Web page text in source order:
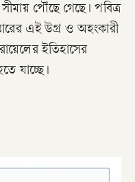
পৌঁছে গেছে। পবিত্র
এই উগ্র ও অহংকারী
ইতিহাসের
যাচ্ছে।